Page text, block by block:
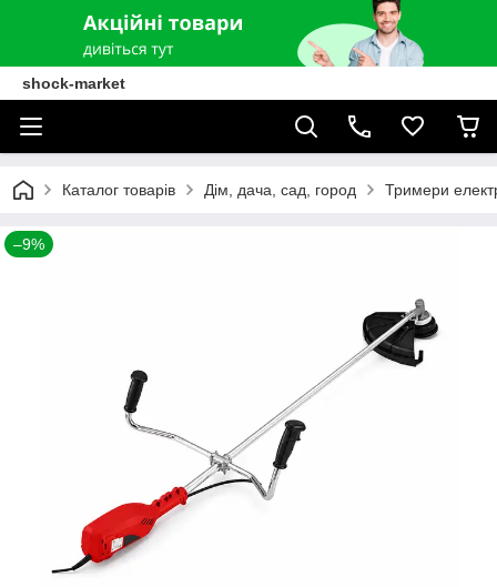
shock-market
Каталог товарів Дім, дача, сад, город Тримери
–9%